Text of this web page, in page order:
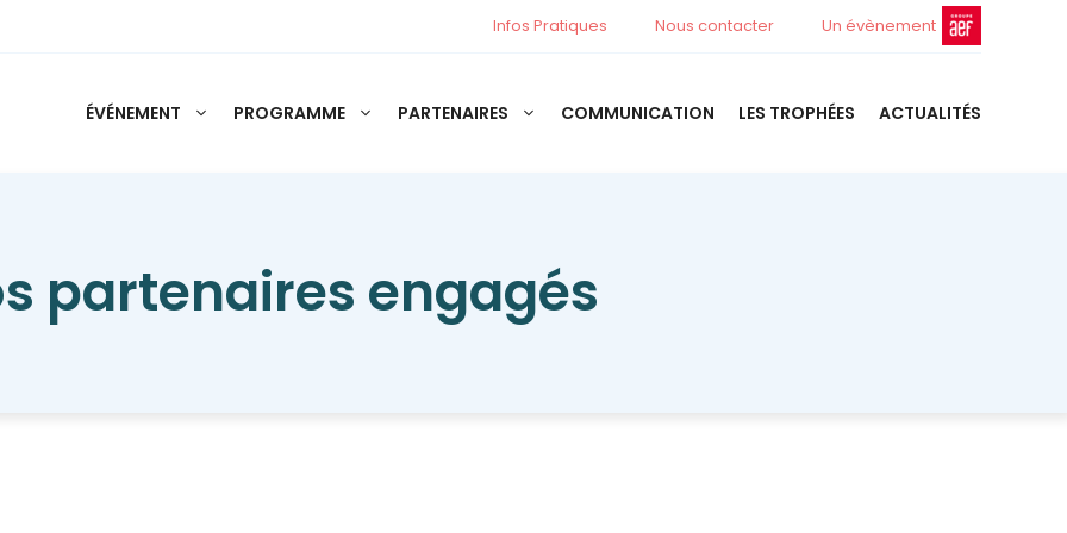
Infos Pratiques Nous contacter Un évènement
ÉVÉNEMENT PROGRAMME PARTENAIRES COMMUNICATION LES TROPHÉES ACTUALITÉS
partenaires engagés